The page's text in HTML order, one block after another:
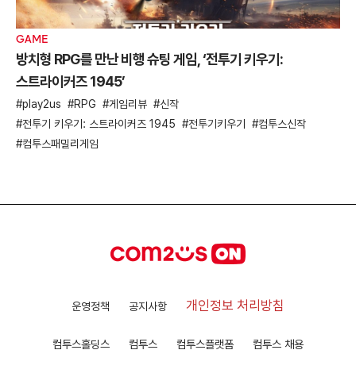
GAME
방치형 RPG를 만난 비행 슈팅 게임, ‘전투기 키우기:
스트라이커즈 1945’
play2us RPG 게임리뷰
신작
전투기 키우기: 스트라이커즈 1945
전투기키우기
컴투스신작
컴투스패밀리게임
운영정책 공지사항 개인정보 처리방침
컴투스홀딩스 컴투스 컴투스플랫폼 컴투스 채용